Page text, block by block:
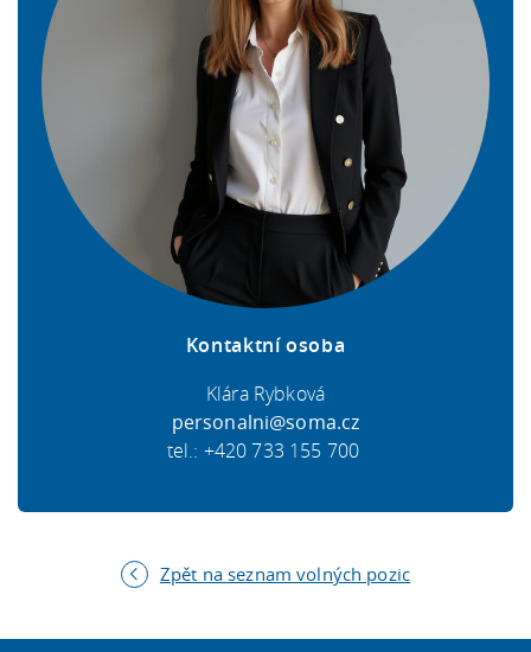
Kontaktní osoba
Klára Rybková
personalni@soma.cz
tel.: +420 733 155 700
Zpět na seznam volných pozic